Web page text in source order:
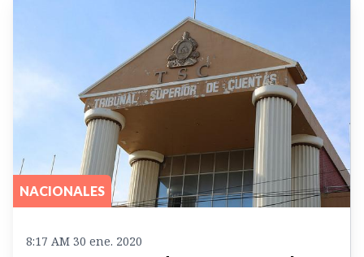
NACIONALES
8:17 AM 30 ene. 2020